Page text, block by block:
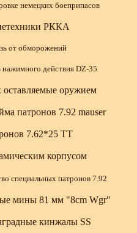
немецких боеприпасов
РККА
от обморожений
нажимного действия DZ-35
оставляемые оружием
патронов 7.92 mauser
7.62*25 ТТ
корпусом
специальных патронов 7.92
мины 81 мм "8cm Wgr"
кинжалы SS